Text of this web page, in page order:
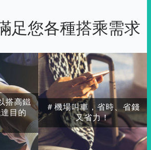
足您各種搭乘需求
搭高鐵
目的
＃機場叫車，省時、省錢
又省力！